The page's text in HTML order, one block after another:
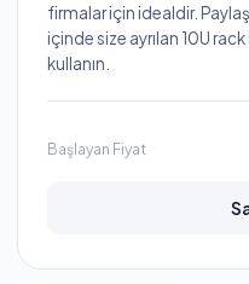
firmalar için idealdir.
içinde size ayrılan 10U
kullanın.
Başlayan Fiyat